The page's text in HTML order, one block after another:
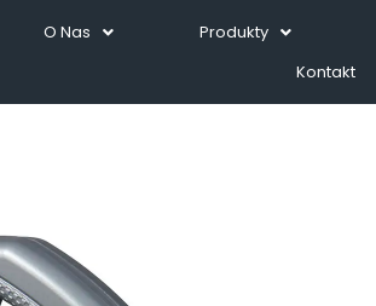
O Nas Produkty
Kontakt